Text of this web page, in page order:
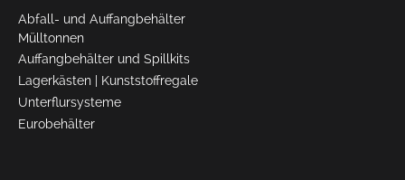
Abfall- und Auffangbehälter
Mülltonnen
Auffangbehälter und Spillkits
Lagerkästen
Kunststoffregale
Unterflursysteme
Eurobehälter